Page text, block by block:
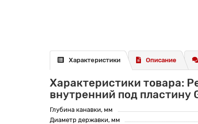
Характеристики Описание
Характеристики товара:
внутренний под пластину
Глубина канавки, мм
Диаметр державки, мм